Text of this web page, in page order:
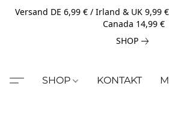
Versand DE 6,99 € / Irland & UK 9,99
Canada 14,99 €
SHOP
SHOP KONTAKT